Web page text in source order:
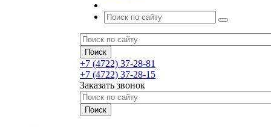
+7 (4722) 37-28-81
+7 (4722) 37-28-15
Заказать звонок